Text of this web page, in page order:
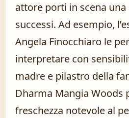
attore porti in scena
successi. Ad esempio,
Angela Finocchiaro le
interpretare con
madre e pilastro della
Dharma Mangia Woods
freschezza notevole al